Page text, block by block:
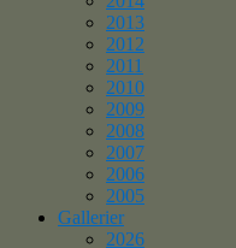
2013
2012
2011
2010
2009
2008
2007
2006
2005
Gallerier
2026